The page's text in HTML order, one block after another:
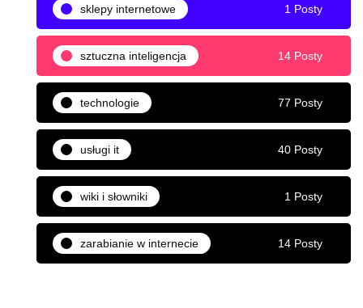
sklepy internetowe 1 Posty
sztuczna inteligencja 14 Posty
technologie 77 Posty
usługi it 40 Posty
wiki i słowniki 1 Posty
zarabianie w internecie 14 Posty